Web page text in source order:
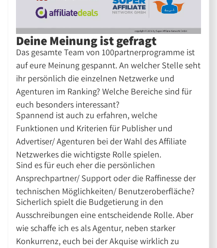
Deine Meinung ist gefragt
Das gesamte Team von 100partnerprogramme ist
auf eure Meinung gespannt. An welcher Stelle seht
ihr persönlich die einzelnen Netzwerke und
Agenturen im Ranking? Welche Bereiche sind für
euch besonders interessant?
Spannend ist auch zu erfahren, welche
Funktionen und Kriterien für Publisher und
Advertiser/ Agenturen bei der Wahl des Affiliate
Netzwerkes die wichtigste Rolle spielen.
Sind es für euch eher die persönlichen
Ansprechpartner/ Support oder die Raffinesse der
technischen Möglichkeiten/ Benutzeroberfläche?
Sicherlich spielt die Budgetierung in den
Ausschreibungen eine entscheidende Rolle. Aber
wie schaffe ich es als Agentur, neben starker
Konkurrenz, euch bei der Akquise wirklich zu